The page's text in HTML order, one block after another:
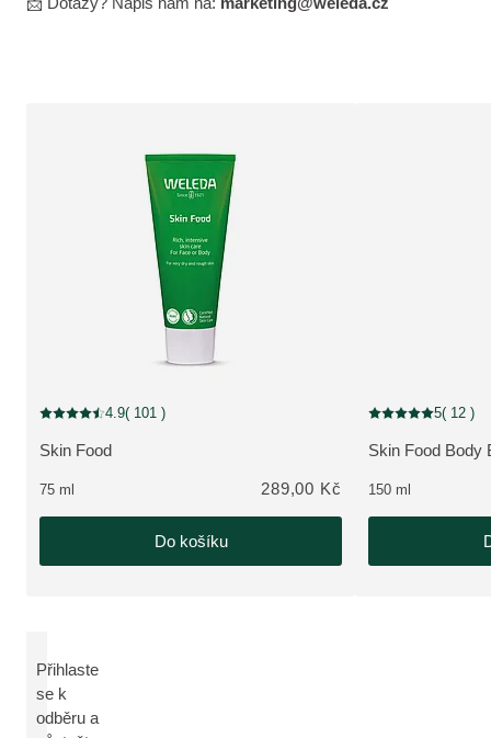
ZOBRAZIT PRODUKT:
Skin Food
Aktuální hodnocení: 4.9 z 5 hvězdiček hodnoceno 101 zákazníky
4.9( 101 )
75 ml 289,00 Kč
Do košíku
ZOBRAZIT
Skin Food Body
Aktuální 5( 12 )
150 ml
Přihlaste
se k
odběru a